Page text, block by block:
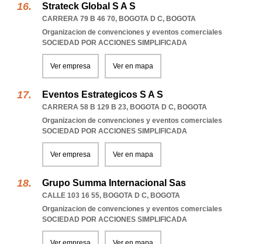
Strateck Global S A S
CARRERA 79 B 46 70, BOGOTA D C, BOGOTA
Organizacion de convenciones y eventos comerciales
SOCIEDAD POR ACCIONES SIMPLIFICADA
Ver empresa Ver en mapa
Eventos Estrategicos S A S
CARRERA 58 B 129 B 23, BOGOTA D C, BOGOTA
Organizacion de convenciones y eventos comerciales
SOCIEDAD POR ACCIONES SIMPLIFICADA
Ver empresa Ver en mapa
Grupo Summa Internacional Sas
CALLE 103 16 55, BOGOTA D C, BOGOTA
Organizacion de convenciones y eventos comerciales
SOCIEDAD POR ACCIONES SIMPLIFICADA